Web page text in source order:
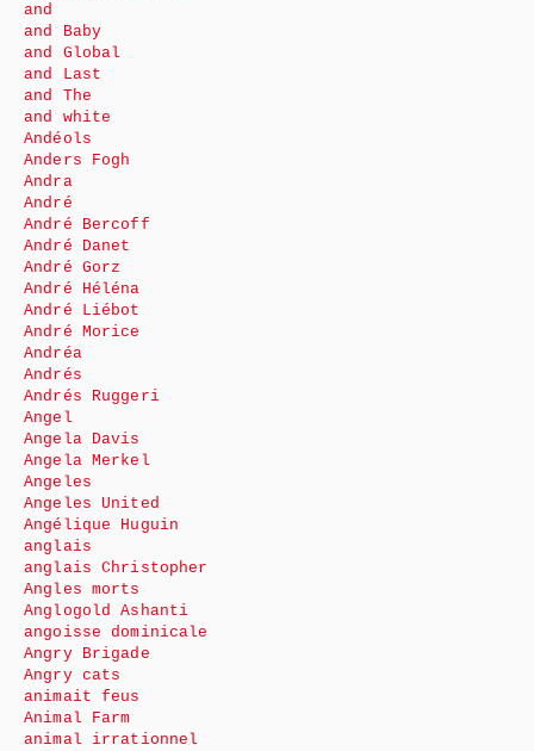
and
and Baby
and Global
and Last
and The
and white
Andéols
Anders Fogh
Andra
André
André Bercoff
André Danet
André Gorz
André Héléna
André Liébot
André Morice
Andréa
Andrés
Andrés Ruggeri
Angel
Angela Davis
Angela Merkel
Angeles
Angeles United
Angélique Huguin
anglais
anglais Christopher
Angles morts
Anglogold Ashanti
angoisse dominicale
Angry Brigade
Angry cats
animait feus
Animal Farm
animal irrationnel